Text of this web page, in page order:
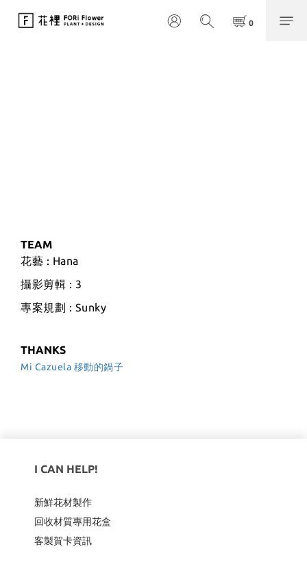
TEAM
花藝 : Hana
攝影剪輯 : 3
專案規劃 : Sunky
THANKS
Mi Cazuela 移動的鍋子
I CAN HELP!
新鮮花材製作
回收材質專用花盒
客製賀卡資訊